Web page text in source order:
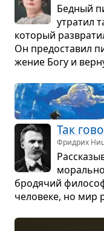
Бед­ный
утра­тил
кото­рый
Он предо­ста­вил
же­ние Богу и
Так
Фридрих
бро­дя­чий
че­ло­веке, но мир